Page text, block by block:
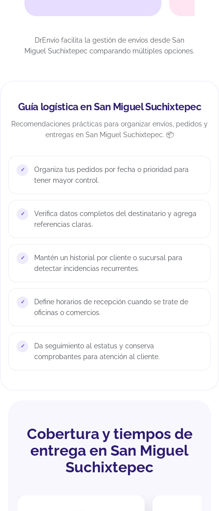
DrEnvío facilita la gestión de envíos desde San
Miguel Suchixtepec comparando múltiples opciones.
Guía logística en San Miguel Suchixtepec
Recomendaciones prácticas para organizar envíos, pedidos y
entregas en San Miguel Suchixtepec. 📦
Organiza tus pedidos por fecha o prioridad para
tener mayor control.
Verifica datos completos del destinatario y agrega
referencias claras.
Mantén un historial por cliente o sucursal para
detectar incidencias recurrentes.
Define horarios de recepción cuando se trate de
oficinas o comercios.
Da seguimiento al estatus y conserva
comprobantes para atención al cliente.
Cobertura y tiempos de
entrega en San Miguel
Suchixtepec